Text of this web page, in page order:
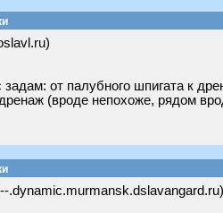
задам: от палубного шпигата к
(вроде непохоже, рядом
.dynamic.murmansk.dslavangard.ru)